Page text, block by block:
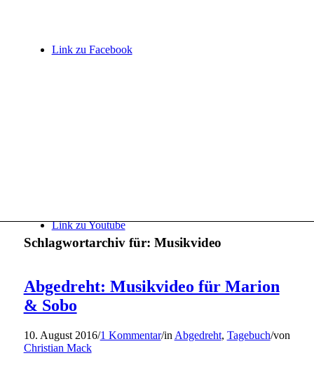
Link zu Facebook
Link zu Youtube
Schlagwortarchiv für: Musikvideo
Abgedreht: Musikvideo für Marion
& Sobo
10. August 2016/1 Kommentar/in Abgedreht, Tagebuch/von
Christian Mack